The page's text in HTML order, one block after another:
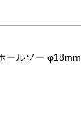
ールソー φ18mm